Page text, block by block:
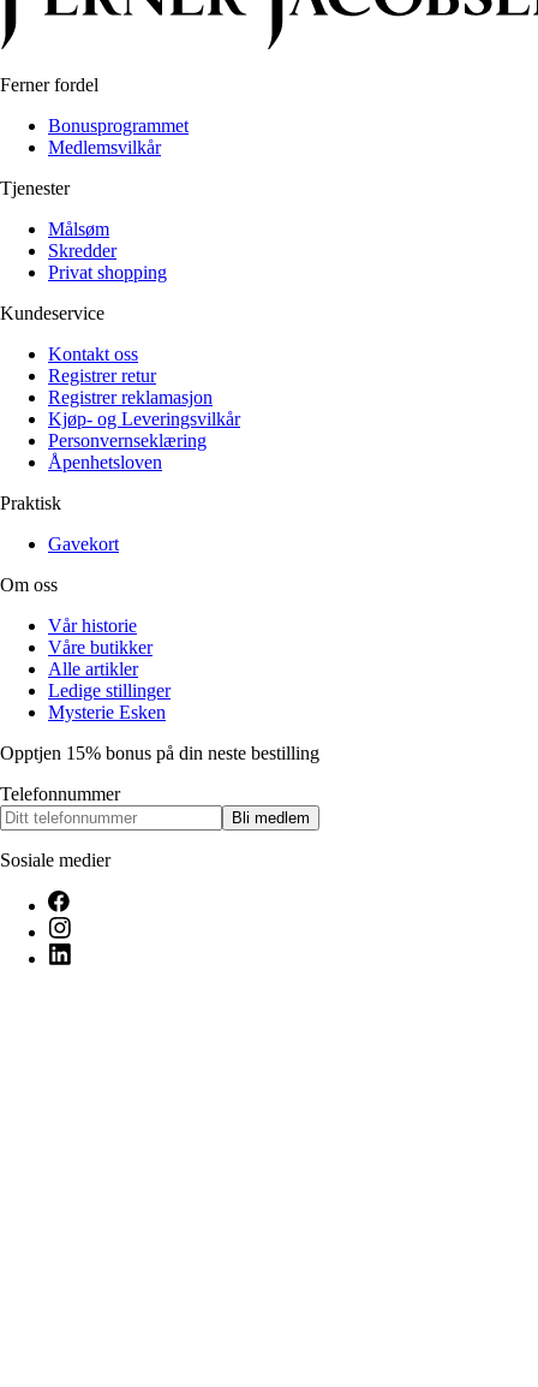
Ferner fordel
Bonusprogrammet
Medlemsvilkår
Tjenester
Målsøm
Skredder
Privat shopping
Kundeservice
Kontakt oss
Registrer retur
Registrer reklamasjon
Kjøp- og Leveringsvilkår
Personvernseklæring
Åpenhetsloven
Praktisk
Gavekort
Om oss
Vår historie
Våre butikker
Alle artikler
Ledige stillinger
Mysterie Esken
Opptjen 15% bonus på din neste bestilling
Telefonnummer
Bli medlem
Sosiale medier